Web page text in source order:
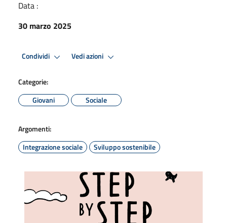
Data :
30 marzo 2025
Condividi Vedi azioni
Categorie:
Giovani
Sociale
Argomenti:
Integrazione sociale
Sviluppo sostenibile